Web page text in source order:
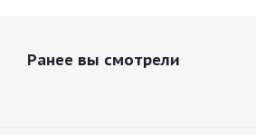
Ранее вы смотрели